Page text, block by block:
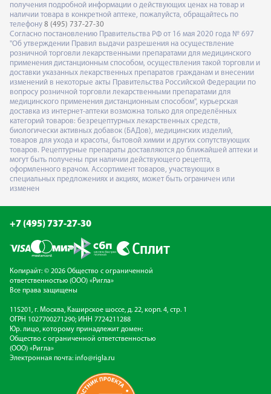
получения подробной информации о действующих ценах на товар и
наличии товара в конкретной аптеке, пожалуйста, обращайтесь по
телефону 8 (495) 737-27-30
Согласно постановлению Правительства РФ от 16 мая 2020 года № 697
"Об утверждении Правил выдачи разрешения на осуществление
розничной торговли лекарственными препаратами для медицинского
применения дистанционным способом, осуществления такой торговли и
доставки указанных лекарственных препаратов гражданам и внесении
изменений в некоторые акты Правительства Российской Федерации по
вопросу розничной торговли лекарственными препаратами для
медицинского применения дистанционным способом", курьерская
доставка из интернет-аптеки возможна только для определённых
категорий товаров: безрецептурных лекарственных средств,
биологически активных добавок (БАДов), медицинских изделий,
товаров для ухода и красоты, бытовой химии и других сопутствующих
товаров. Рецептурные препараты доставляются до ближайшей аптеки и
могут быть получены при наличии действующего рецепта,
оформленного врачом. Ассортимент товаров, участвующих в
специальных предложениях и акциях, может быть ограничен или
изменен
+7 (495) 737-27-30
Копирайт: © 2026 Общество с ограниченной
ответственностью (ООО) «Ригла»
Все права защищены
115201, г. Москва, Каширское шоссе, д. 22, корп. 4, стр. 1
ОГРН 1027700271290; ИНН 7724211288
Юр. лицо, которому принадлежит домен:
Общество с ограниченной ответственностью
(ООО) «Ригла»
Электронная почта: info@rigla.ru